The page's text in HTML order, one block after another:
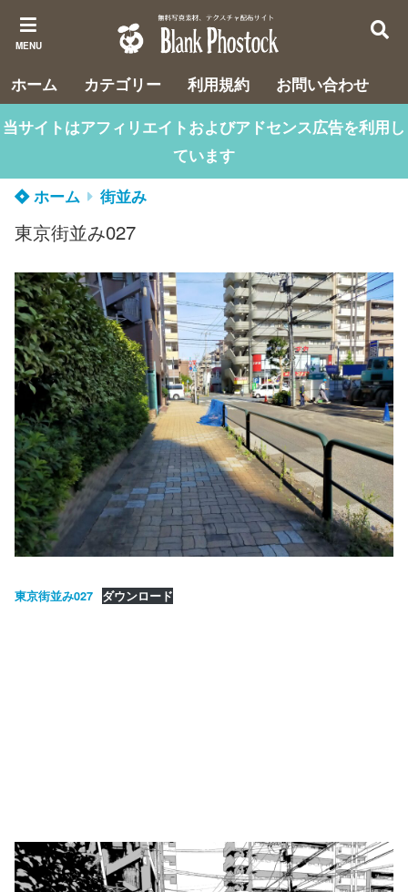
MENU
ホーム カテゴリー 利用規約
お問い合わせ
当サイトはアフィリエイトおよびアドセンス広告を利用し
ています
ホーム
街並み
東京街並み027
東京街並み027 ダウンロード